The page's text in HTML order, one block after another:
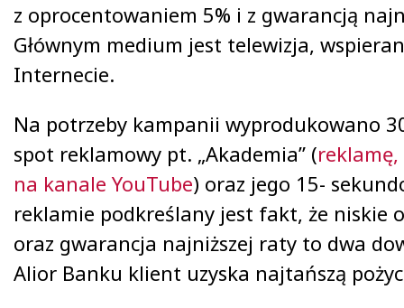
z oprocentowaniem 5% i z gwarancją
Głównym medium jest telewizja,
Internecie.
Na potrzeby kampanii wyprodukowano
spot reklamowy pt. „Akademia” (
na kanale YouTube) oraz jego 15-
reklamie podkreślany jest fakt, że niskie
oraz gwarancja najniższej raty to dwa
Alior Banku klient uzyska najtańszą